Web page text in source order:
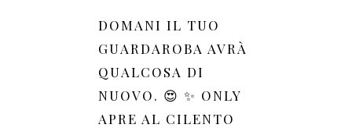
DOMANI IL TUO
GUARDAROBA AVRÀ
QUALCOSA DI
NUOVO. 😍 ✨ ONLY
APRE AL CILENTO